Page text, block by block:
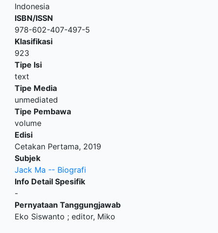
Indonesia
ISBN/ISSN
978-602-407-497-5
Klasifikasi
923
Tipe Isi
text
Tipe Media
unmediated
Tipe Pembawa
volume
Edisi
Cetakan Pertama, 2019
Subjek
Jack Ma -- Biografi
Info Detail Spesifik
-
Pernyataan Tanggungjawab
Eko Siswanto ; editor, Miko